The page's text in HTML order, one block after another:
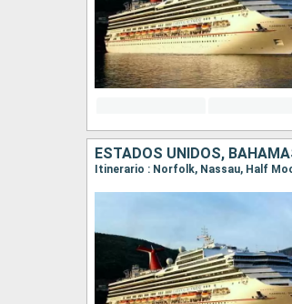
ESTADOS UNIDOS,
Itinerario : Norfolk, Nassau, Half